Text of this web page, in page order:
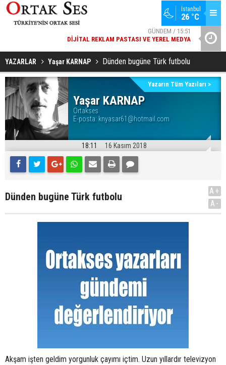
İstanbul
26 °C
GÜNDEM / 15:51
DIJITAL REKLAM PASTASI VE YEREL MEDYA
GENÇLERBIRLIĞI SPOR KULÜBÜNDEN AÇIKLAMA GELDI
YAZARLAR Yaşar KARNAP Dünden bugüne Türk futbolu
Yaşar KARNAP
Ortakses
E-posta: knyasar61@hotmail.com
Yazarın Tüm Yazıları >
18:11 16 Kasım 2018
Dünden bugüne Türk futbolu
A+
A-
Akşam işten geldim yorgunluk çayımı içtim. Uzun yıllardır televizyon